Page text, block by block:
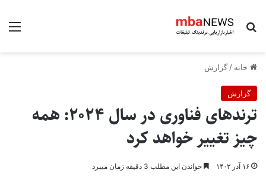
جستجو برای
خانه / گزارش
گزارش
ترند‌های فناوری در سال ۲۰۲۴: همه
چیز تغییر خواهد کرد
۱۶ آذر ۱۴۰۲ خواندن این مطلب 3 دقیقه زمان میبرد